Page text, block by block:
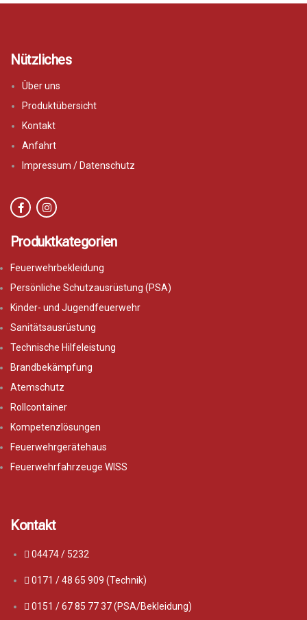
Nützliches
Über uns
Produktübersicht
Kontakt
Anfahrt
Impressum / Datenschutz
Produktkategorien
Feuerwehrbekleidung
Persönliche Schutzausrüstung (PSA)
Kinder- und Jugendfeuerwehr
Sanitätsausrüstung
Technische Hilfeleistung
Brandbekämpfung
Atemschutz
Rollcontainer
Kompetenzlösungen
Feuerwehrgerätehaus
Feuerwehrfahrzeuge WISS
Kontakt
04474 / 5232
0171 / 48 65 909 (Technik)
0151 / 67 85 77 37 (PSA/Bekleidung)